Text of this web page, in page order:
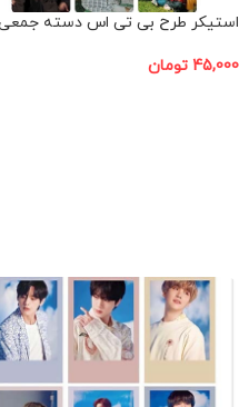
استیکر طرح بی تی اس دسته
45,000 تومان